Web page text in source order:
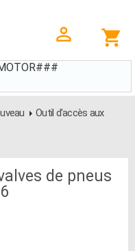
Outil d'accès aux
de pneus